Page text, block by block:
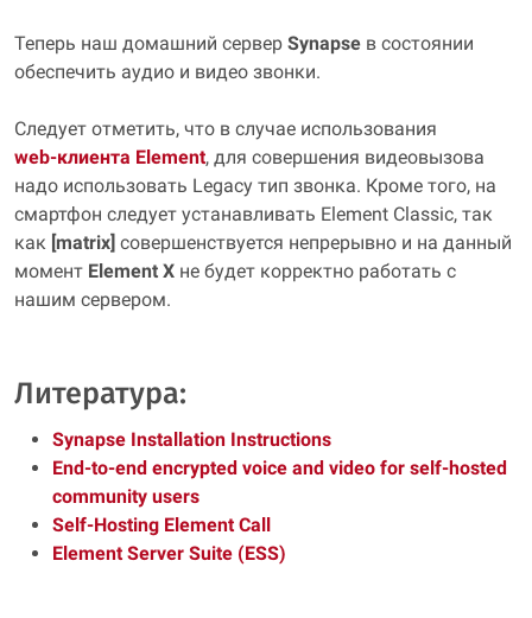
Теперь наш домашний сервер Synapse в состоянии
обеспечить аудио и видео звонки.
Следует отметить, что в случае использования
web‑клиента Element, для совершения видеовызова
надо использовать Legacy тип звонка. Кроме того, на
смартфон следует устанавливать Element Classic, так
как [matrix] совершенствуется непрерывно и на данный
момент Element X не будет корректно работать с
нашим сервером.
Литература:
Synapse Installation Instructions
End-to-end encrypted voice and video for self-hosted
community users
Self-Hosting Element Call
Element Server Suite (ESS)